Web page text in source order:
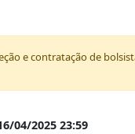
e contratação de
04/2025 23:59